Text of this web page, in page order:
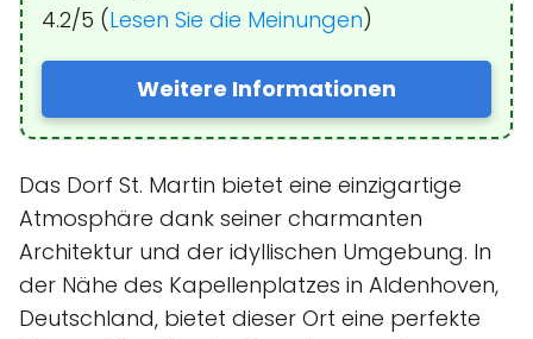
4.2/5 (Lesen Sie die Meinungen)
Weitere Informationen
Das Dorf St. Martin bietet eine einzigartige
Atmosphäre dank seiner charmanten
Architektur und der idyllischen Umgebung. In
der Nähe des Kapellenplatzes in Aldenhoven,
Deutschland, bietet dieser Ort eine perfekte